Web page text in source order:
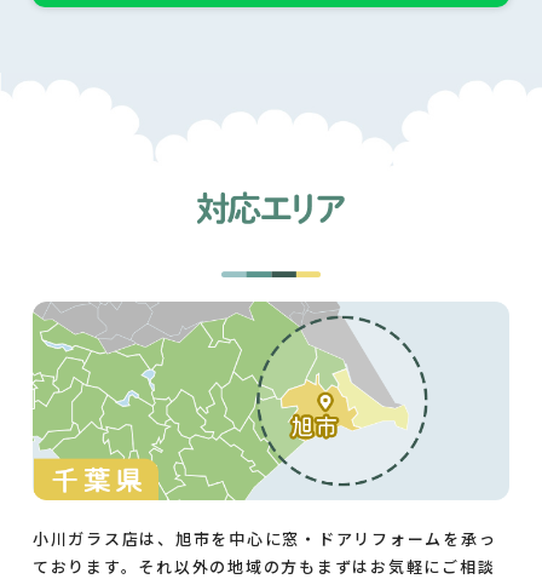
小川ガラス店は、旭市を中心に窓・ドアリフォームを承っ
ております。それ以外の地域の方もまずはお気軽にご相談